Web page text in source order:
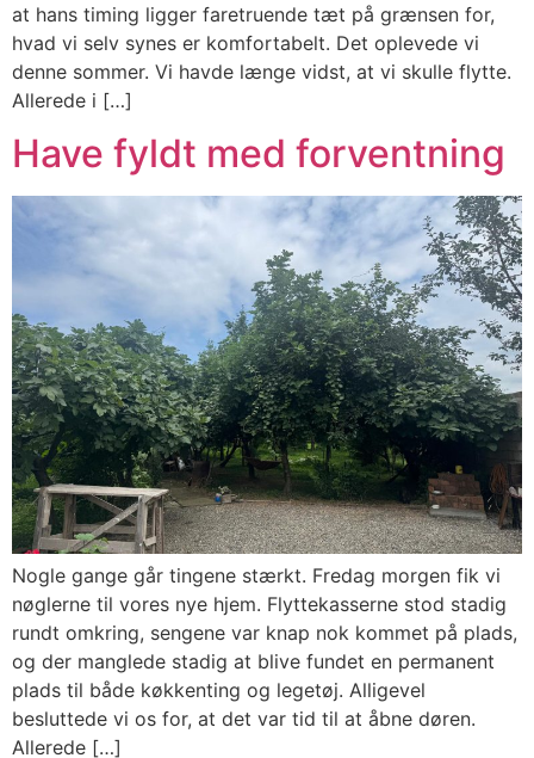
at hans timing ligger faretruende tæt på grænsen for,
hvad vi selv synes er komfortabelt. Det oplevede vi
denne sommer. Vi havde længe vidst, at vi skulle flytte.
Allerede i […]
Have fyldt med forventning
Nogle gange går tingene stærkt. Fredag morgen fik vi
nøglerne til vores nye hjem. Flyttekasserne stod stadig
rundt omkring, sengene var knap nok kommet på plads,
og der manglede stadig at blive fundet en permanent
plads til både køkkenting og legetøj. Alligevel
besluttede vi os for, at det var tid til at åbne døren.
Allerede […]